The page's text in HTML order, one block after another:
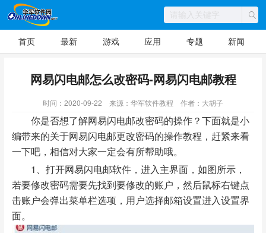
首页 最新 游戏 应用 专题 新闻
网易闪电邮怎么改密码-网易闪电邮教程
时间：2020-09-22 来源：华军软件教程 作者：大胡子
你是否想了解网易闪电邮改密码的操作？下面就是小
编带来的关于网易闪电邮更改密码的操作教程，赶紧来看
一下吧，相信对大家一定会有所帮助哦。
1、打开网易闪电邮软件，进入主界面，如图所示，
若要修改密码需要先找到要修改的账户，然后鼠标右键点
击账户会弹出菜单栏选项，用户选择邮箱设置进入设置界
面。